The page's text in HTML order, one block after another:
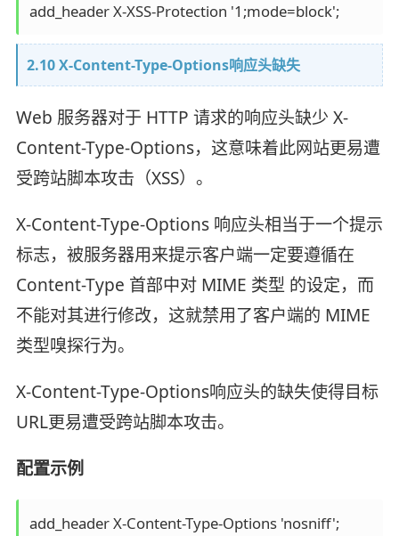
add_header X-XSS-Protection '1;mode=block';
2.10 X-Content-Type-Options响应头缺失
Web 服务器对于 HTTP 请求的响应头缺少 X-
Content-Type-Options，这意味着此网站更易遭
受跨站脚本攻击（XSS）。
X-Content-Type-Options 响应头相当于一个提示
标志，被服务器用来提示客户端一定要遵循在
Content-Type 首部中对 MIME 类型 的设定，而
不能对其进行修改，这就禁用了客户端的 MIME
类型嗅探行为。
X-Content-Type-Options响应头的缺失使得目标
URL更易遭受跨站脚本攻击。
配置示例
add_header X-Content-Type-Options 'nosniff';